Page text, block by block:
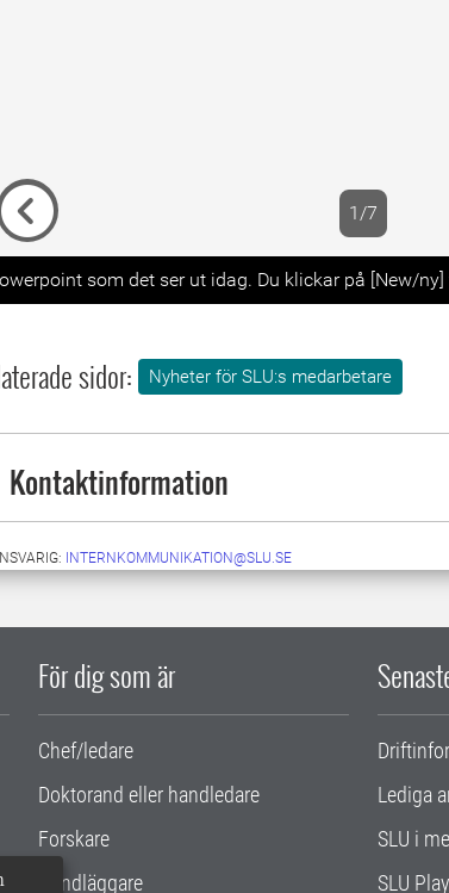
1/7
Previous
som det ser ut idag. Du klickar på [New/
sidor: Nyheter för SLU:s medarbetare
Kontaktinformation
INTERNKOMMUNIKATION@SLU.SE
För dig som är
Chef/ledare
Doktorand eller handledare
Forskare
Handläggare
Lediga
SLU i
SLU Play